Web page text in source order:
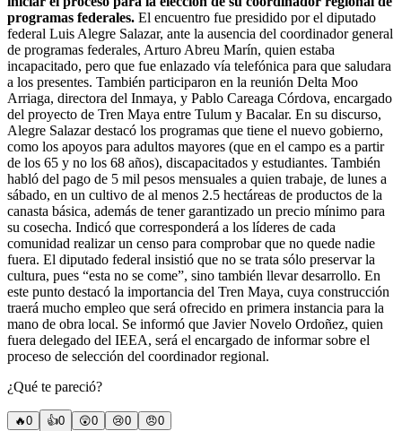
programas federales. El encuentro fue presidido por el diputado
federal Luis Alegre Salazar, ante la ausencia del coordinador general
de programas federales, Arturo Abreu Marín, quien estaba
incapacitado, pero que fue enlazado vía telefónica para que saludara
a los presentes. También participaron en la reunión Delta Moo
Arriaga, directora del Inmaya, y Pablo Careaga Córdova, encargado
del proyecto de Tren Maya entre Tulum y Bacalar. En su discurso,
Alegre Salazar destacó los programas que tiene el nuevo gobierno,
como los apoyos para adultos mayores (que en el campo es a partir
de los 65 y no los 68 años), discapacitados y estudiantes. También
habló del pago de 5 mil pesos mensuales a quien trabaje, de lunes a
sábado, en un cultivo de al menos 2.5 hectáreas de productos de la
canasta básica, además de tener garantizado un precio mínimo para
su cosecha. Indicó que corresponderá a los líderes de cada
comunidad realizar un censo para comprobar que no quede nadie
fuera. El diputado federal insistió que no se trata sólo preservar la
cultura, pues “esta no se come”, sino también llevar desarrollo. En
este punto destacó la importancia del Tren Maya, cuya construcción
traerá mucho empleo que será ofrecido en primera instancia para la
mano de obra local. Se informó que Javier Novelo Ordoñez, quien
fuera delegado del IEEA, será el encargado de informar sobre el
proceso de selección del coordinador regional.
¿Qué te pareció?
🔥0 👍0 😲0 😢0 😠0